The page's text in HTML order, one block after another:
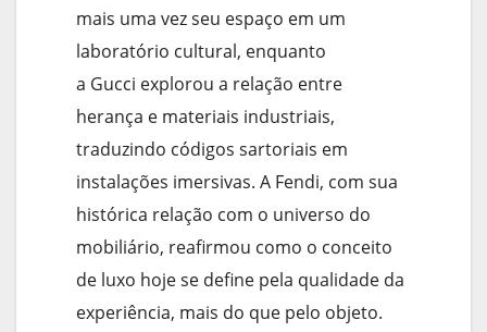
mais uma vez seu espaço em um
laboratório cultural, enquanto
a Gucci explorou a relação entre
herança e materiais industriais,
traduzindo códigos sartoriais em
instalações imersivas. A Fendi, com sua
histórica relação com o universo do
mobiliário, reafirmou como o conceito
de luxo hoje se define pela qualidade da
experiência, mais do que pelo objeto.